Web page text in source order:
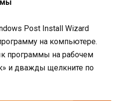
Post Install Wizard
на компьютере.
программы на рабочем
и дважды щелкните по